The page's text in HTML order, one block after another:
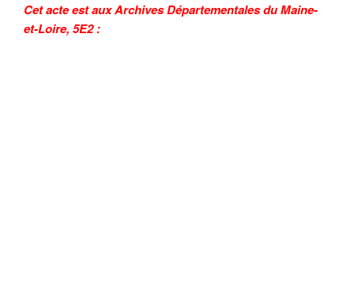
Cet acte est aux Archives Départementales du Maine-
et-Loire, 5E2 :